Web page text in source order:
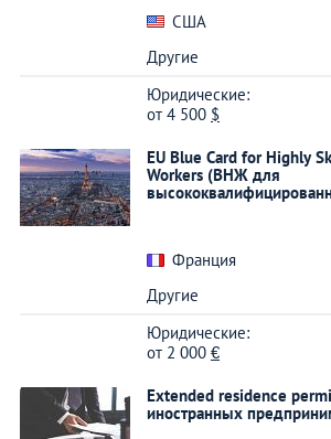
США
Другие
Юридические:
от 4 500 $
EU Blue Card for Highly
Workers (ВНЖ для
Франция
Другие
Юридические:
от 2 000 €
Extended residence
иностранных